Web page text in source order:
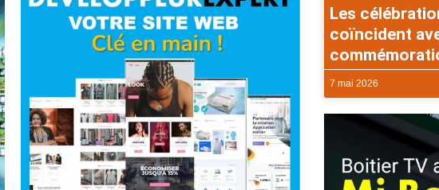
Les
coïncident
7 mai 2026